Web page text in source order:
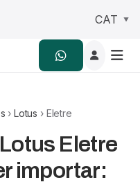
› Lotus › Eletre
Eletre
importar: